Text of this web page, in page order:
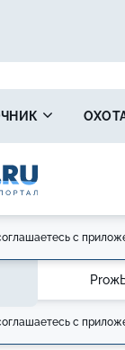
с
с